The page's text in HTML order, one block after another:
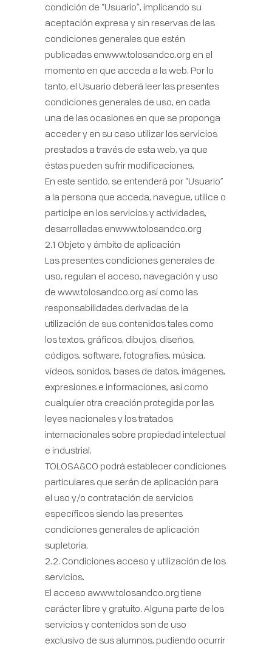
condición de “Usuario”, implicando su
aceptación expresa y sin reservas de las
condiciones generales que estén
publicadas enwww.tolosandco.org en el
momento en que acceda a la web. Por lo
tanto, el Usuario deberá leer las presentes
condiciones generales de uso, en cada
una de las ocasiones en que se proponga
acceder y en su caso utilizar los servicios
prestados a través de esta web, ya que
éstas pueden sufrir modificaciones.
En este sentido, se entenderá por “Usuario”
a la persona que acceda, navegue, utilice o
participe en los servicios y actividades,
desarrolladas enwww.tolosandco.org
2.1 Objeto y ámbito de aplicación
Las presentes condiciones generales de
uso, regulan el acceso, navegación y uso
de www.tolosandco.org así como las
responsabilidades derivadas de la
utilización de sus contenidos tales como
los textos, gráficos, dibujos, diseños,
códigos, software, fotografías, música,
vídeos, sonidos, bases de datos, imágenes,
expresiones e informaciones, así como
cualquier otra creación protegida por las
leyes nacionales y los tratados
internacionales sobre propiedad intelectual
e industrial.
TOLOSA&CO podrá establecer condiciones
particulares que serán de aplicación para
el uso y/o contratación de servicios
específicos siendo las presentes
condiciones generales de aplicación
supletoria.
2.2. Condiciones acceso y utilización de los
servicios.
El acceso awww.tolosandco.org tiene
carácter libre y gratuito. Alguna parte de los
servicios y contenidos son de uso
exclusivo de sus alumnos, pudiendo ocurrir